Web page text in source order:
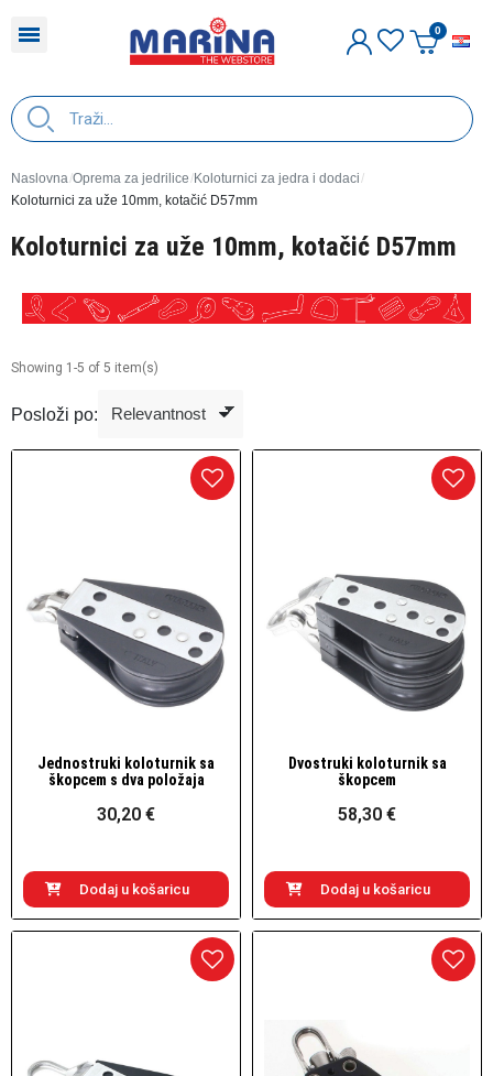
Naslovna Oprema za jedrilice Koloturnici za jedra i dodaci
Koloturnici za uže 10mm, kotačić D57mm
Koloturnici za uže 10mm, kotačić D57mm
Showing 1-5 of 5 item(s)
Posloži po:
Brzi pogled
Jednostruki koloturnik sa
škopcem s dva položaja
30,20 €
Dodaj u košaricu
Brzi pogled
Dvostruki koloturnik sa
škopcem
58,30 €
Dodaj u košaricu